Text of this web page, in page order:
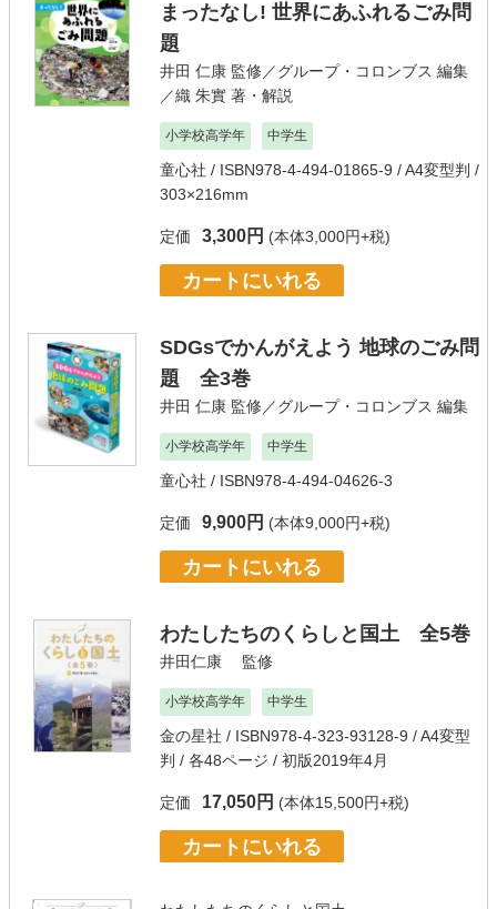
まったなし! 世界にあふれるごみ問
題
井田 仁康 監修／グループ・コロンブス 編集
／織 朱實 著・解説
小学校高学年 中学生
童心社 / ISBN978-4-494-01865-9 / A4変型判 /
303×216mm
定価 3,300円 (本体3,000円+税)
カートにいれる
SDGsでかんがえよう 地球のごみ問
題 全3巻
井田 仁康 監修／グループ・コロンブス 編集
小学校高学年 中学生
童心社 / ISBN978-4-494-04626-3
定価 9,900円 (本体9,000円+税)
カートにいれる
わたしたちのくらしと国土 全5巻
井田仁康 監修
小学校高学年 中学生
金の星社 / ISBN978-4-323-93128-9 / A4変型
判 / 各48ページ / 初版2019年4月
定価 17,050円 (本体15,500円+税)
カートにいれる